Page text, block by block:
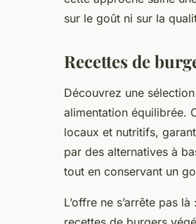
sur le goût ni sur la
Recettes de
Découvrez une
alimentation équilibrée.
locaux et nutritifs,
par des alternatives à
tout en conservant un
L’offre ne s’arrête pas